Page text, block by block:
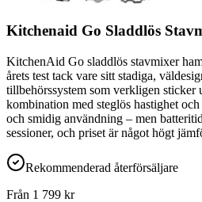
Kitchenaid Go Sladdlös
KitchenAid Go sladdlös stavmixer
årets test tack vare sitt stadiga,
tillbehörssystem som verkligen sticker
kombination med steglös hastighet
och smidig användning – men
sessioner, och priset är något högt
Rekommenderad återförsäljare
Från 1 799 kr